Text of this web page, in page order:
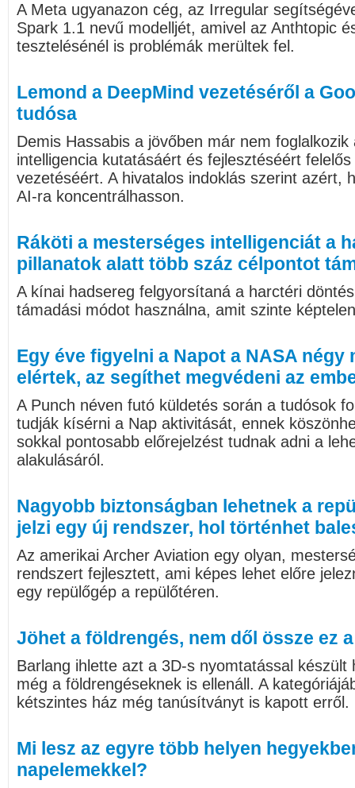
A Meta ugyanazon cég, az Irregular
Spark 1.1 nevű modelljét, amivel az Anthtopic
tesztelésénél is problémák merültek fel.
Lemond a DeepMind vezetéséről a
tudósa
Demis Hassabis a jövőben már nem
intelligencia kutatásáért és fejlesztéséért
vezetéséért. A hivatalos indoklás szerint azért,
AI-ra koncentrálhasson.
Ráköti a mesterséges intelligenciát a
pillanatok alatt több száz célpontot
A kínai hadsereg felgyorsítaná a harctéri
támadási módot használna, amit szinte
Egy éve figyelni a Napot a NASA négy
elértek, az segíthet megvédeni az
A Punch néven futó küldetés során a tudósok
tudják kísérni a Nap aktivitását, ennek
sokkal pontosabb előrejelzést tudnak adni a
alakulásáról.
Nagyobb biztonságban lehetnek a
jelzi egy új rendszer, hol történhet
Az amerikai Archer Aviation egy olyan,
rendszert fejlesztett, ami képes lehet előre
egy repülőgép a repülőtéren.
Jöhet a földrengés, nem dől össze ez
Barlang ihlette azt a 3D-s nyomtatással készült
még a földrengéseknek is ellenáll. A
kétszintes ház még tanúsítványt is kapott erről.
Mi lesz az egyre több helyen
napelemekkel?